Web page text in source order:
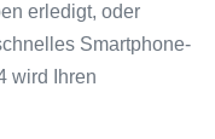
erledigt, oder
Smartphone-
wird Ihren